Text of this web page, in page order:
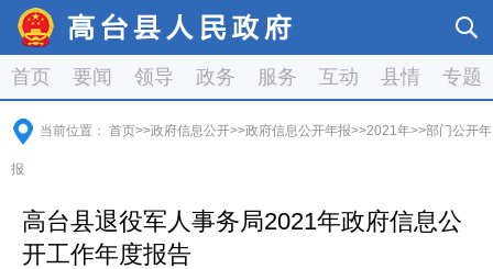
首页 要闻 领导 政务 服务 互动 县情 专题
当前位置： 首页>>政府信息公开>>政府信息公开年报>>2021年>>部门公开年
报
高台县退役军人事务局2021年政府信息公
开工作年度报告